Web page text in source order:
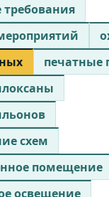
печатные
схем
помещение
освещение